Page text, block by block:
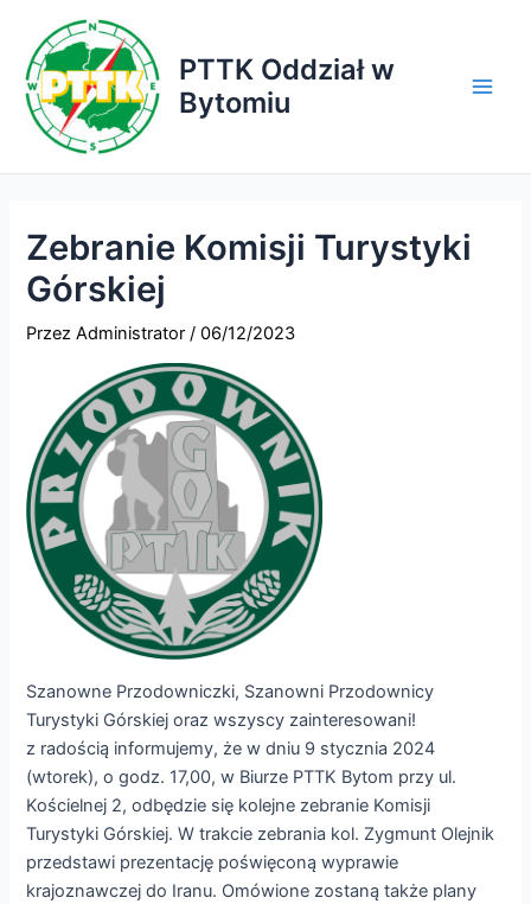
treści
PTTK Oddział w
Bytomiu
Zebranie Komisji Turystyki
Górskiej
PrzezAdministrator/06/12/2023
Szanowne Przodowniczki, Szanowni Przodownicy
Turystyki Górskiej oraz wszyscy zainteresowani!
z radością informujemy, że w dniu 9 stycznia 2024
(wtorek), o godz. 17,00, w Biurze PTTK Bytom przy ul.
Kościelnej 2, odbędzie się kolejne zebranie Komisji
Turystyki Górskiej. W trakcie zebrania kol. Zygmunt Olejnik
przedstawi prezentację poświęconą wyprawie
krajoznawczej do Iranu. Omówione zostaną także plany